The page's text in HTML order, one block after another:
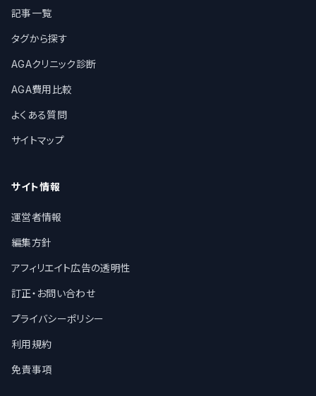
記事一覧
タグから探す
AGAクリニック診断
AGA費用比較
よくある質問
サイトマップ
サイト情報
運営者情報
編集方針
アフィリエイト広告の透明性
訂正・お問い合わせ
プライバシーポリシー
利用規約
免責事項